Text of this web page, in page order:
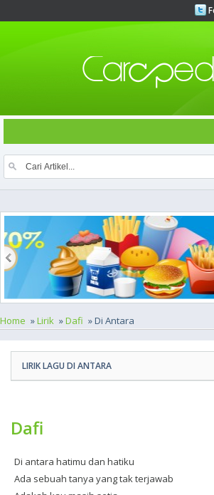
Home »Lirik »Dafi » Di Antara
LIRIK LAGU DI ANTARA
Dafi
Di antara hatimu dan hatiku
Ada sebuah tanya yang tak terjawab